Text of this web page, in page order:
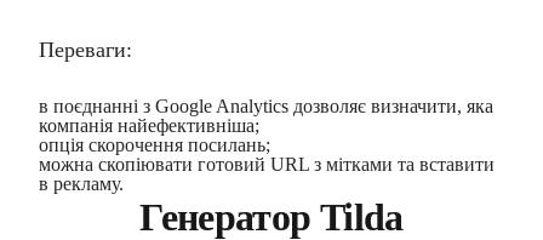
Переваги:
в поєднанні з Google Analytics дозволяє визначити, яка
компанія найефективніша;
опція скорочення посилань;
можна скопіювати готовий URL з мітками та вставити
в рекламу.
Генератор Tilda